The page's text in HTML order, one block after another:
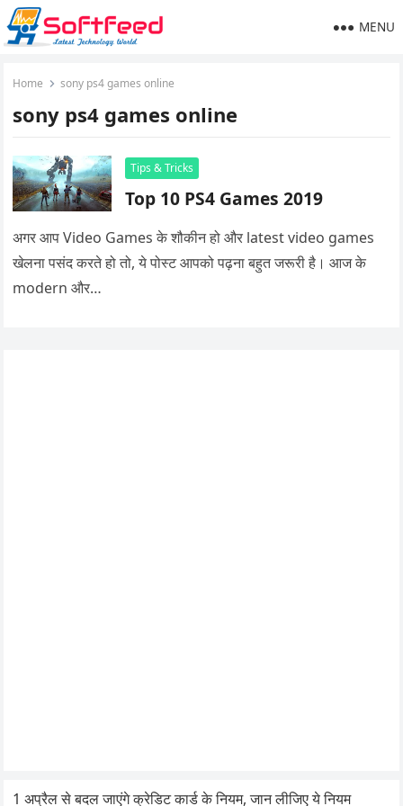
MENU
Home sony ps4 games online
sony ps4 games online
Tips & Tricks
Top 10 PS4 Games 2019
अगर आप Video Games के शौकीन हो और latest video games
खेलना पसंद करते हो तो, ये पोस्ट आपको पढ़ना बहुत जरूरी है। आज के
modern और…
1 अप्रैल से बदल जाएंगे क्रेडिट कार्ड के नियम, जान लीजिए ये नियम